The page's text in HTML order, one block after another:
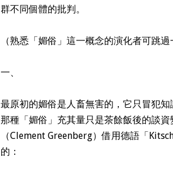
群不同個體的批判。
（熟悉「媚俗」這一概念的演化者可跳過
一、
最原初的媚俗是人畜無害的，它只冒犯
那種「媚俗」充其量只是茶餘飯後的談
（Clement Greenberg）借用德語「
的：